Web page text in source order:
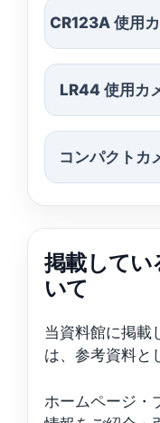
CR123A 使用
LR44 使用カ
コンパクトカ
掲載してい
いて
当資料館に掲載
は、参考資料と
ホームページ・